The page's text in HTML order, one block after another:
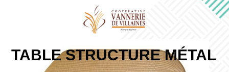
TABLE STRUCTURE MÉTAL